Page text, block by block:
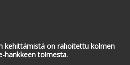
kehittämistä on rahoitettu kolmen
hankkeen toimesta.